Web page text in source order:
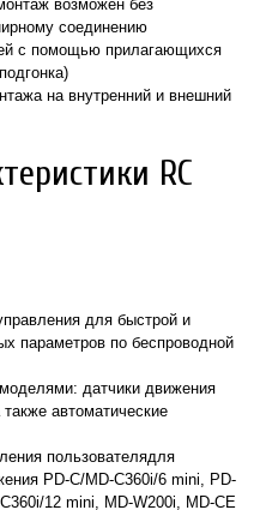
возможен без
соединению
с помощью прилагающихся
на внутренний и внешний
RC
для быстрой и
параметров по беспроводной
датчики движения
автоматические
пользователядля
PD-C/MD-C360i/6 mini, PD-
12 mini, MD-W200i, MD-CE